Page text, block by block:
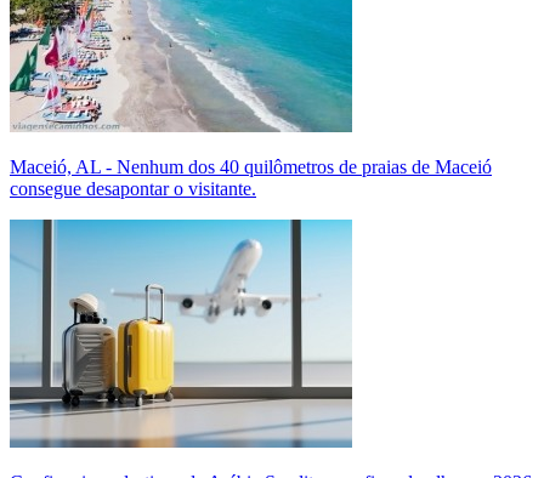
Maceió, AL - Nenhum dos 40 quilômetros de praias de Maceió
consegue desapontar o visitante.